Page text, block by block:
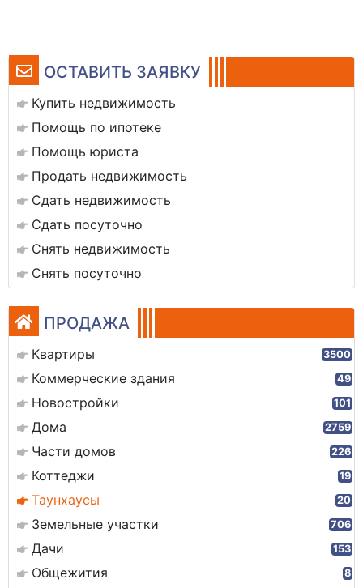
ОСТАВИТЬ ЗАЯВКУ
Купить недвижимость
Помощь по ипотеке
Помощь юриста
Продать недвижимость
Сдать недвижимость
Сдать посуточно
Снять недвижимость
Снять посуточно
ПРОДАЖА
Квартиры 3500
Коммерческие здания 49
Новостройки 101
Дома 2759
Части домов 226
Коттеджи 19
Таунхаусы 20
Земельные участки 706
Дачи 153
Общежития 8